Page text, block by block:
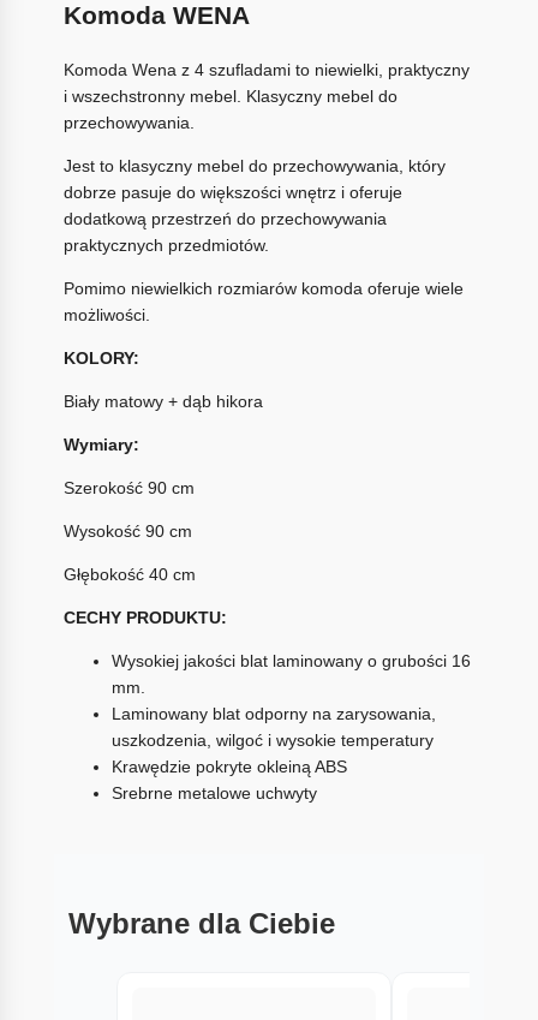
Komoda WENA
Komoda Wena z 4 szufladami to niewielki, praktyczny
i wszechstronny mebel. Klasyczny mebel do
przechowywania.
Jest to klasyczny mebel do przechowywania, który
dobrze pasuje do większości wnętrz i oferuje
dodatkową przestrzeń do przechowywania
praktycznych przedmiotów.
Pomimo niewielkich rozmiarów komoda oferuje wiele
możliwości.
KOLORY:
Biały matowy + dąb hikora
Wymiary:
Szerokość 90 cm
Wysokość 90 cm
Głębokość 40 cm
CECHY PRODUKTU:
Wysokiej jakości blat laminowany o grubości 16
mm.
Laminowany blat odporny na zarysowania,
uszkodzenia, wilgoć i wysokie temperatury
Krawędzie pokryte okleiną ABS
Srebrne metalowe uchwyty
Wybrane dla Ciebie